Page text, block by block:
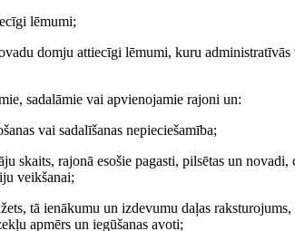
lēmumi;
domju attiecīgi lēmumi, kuru
sadalāmie vai apvienojamie rajoni un:
vai sadalīšanas nepieciešamība;
skaits, rajonā esošie pagasti, pilsētas un novadi,
veikšanai;
tā ienākumu un izdevumu daļas
apmērs un iegūšanas avoti;